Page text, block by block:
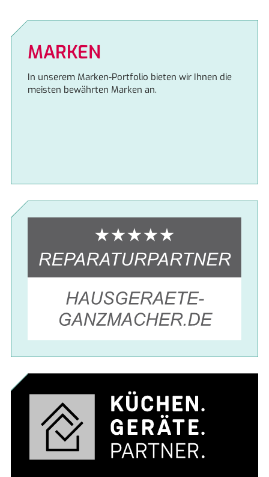
MARKEN
In unserem Marken-Portfolio bieten wir Ihnen die
meisten bewährten Marken an.